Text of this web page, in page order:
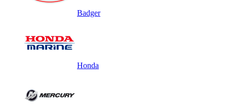
Badger
Honda